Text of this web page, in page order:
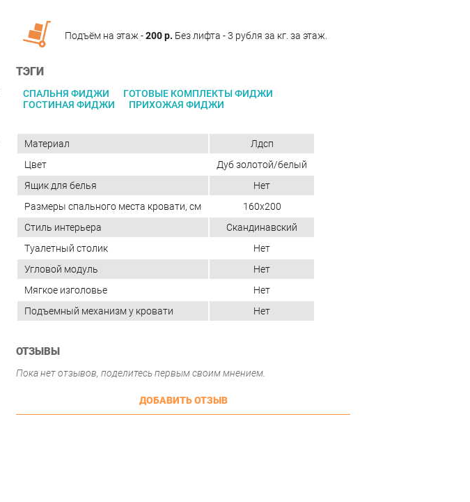
Подъём на этаж -200 р. Без лифта - 3 рубля за кг. за этаж.
ТЭГИ
СПАЛЬНЯ ФИДЖИ
ГОТОВЫЕ КОМПЛЕКТЫ ФИДЖИ
ГОСТИНАЯ ФИДЖИ
ПРИХОЖАЯ ФИДЖИ
Материал
Лдсп
Цвет
Дуб золотой/белый
Ящик для белья
Нет
Размеры спального места кровати, см
160x200
Стиль интерьера
Скандинавский
Туалетный столик
Нет
Угловой модуль
Нет
Мягкое изголовье
Нет
Подъемный механизм у кровати
Нет
ОТЗЫВЫ
Пока нет отзывов, поделитесь первым своим мнением.
ДОБАВИТЬ ОТЗЫВ